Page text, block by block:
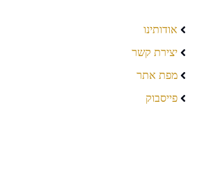
אודותינו
יצירת קשר
מפת אתר
פייסבוק